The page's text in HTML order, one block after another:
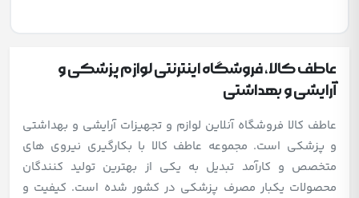
عاطف کالا، فروشگاه اینترنتی لوازم پزشکی و
آرایشی و بهداشتی
عاطف کالا فروشگاه آنلاین لوازم و تجهیزات آرایشی و بهداشتی
و پزشکی است. مجموعه عاطف کالا با بکارگیری نیروی های
متخصص و کارآمد تبدیل به یکی از بهترین تولید کنندگان
محصولات یکبار مصرف پزشکی در کشور شده است. کیفیت و